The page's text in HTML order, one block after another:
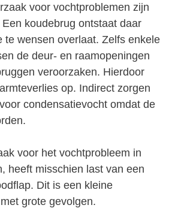
voor vochtproblemen zijn
koudebrug ontstaat daar
te wensen overlaat. Zelfs enkele
de deur- en raamopeningen
veroorzaken. Hierdoor
op. Indirect zorgen
condensatievocht omdat de
voor het vochtprobleem in
heeft misschien last van een
Dit is een kleine
grote gevolgen.